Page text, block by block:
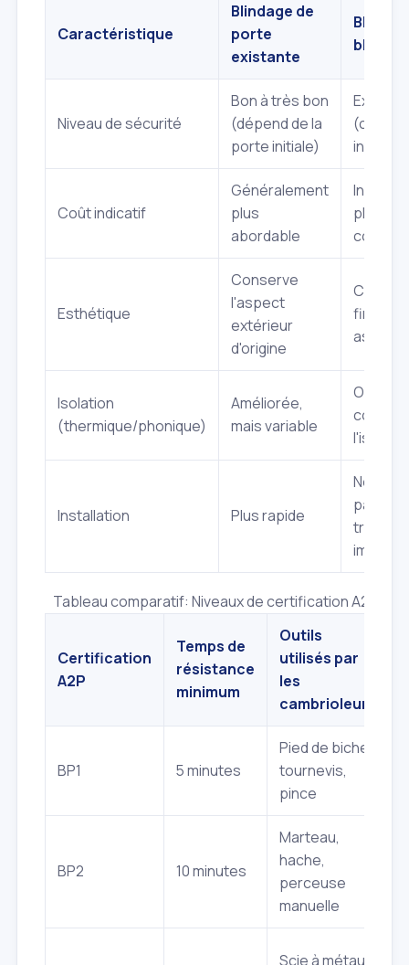
Caractéristique
Blindage de
porte
existante
blindé
Niveau de sécurité
Bon à très bon
(dépend de la
porte initiale)
Coût indicatif
Généralement
plus
abordable
plus
Esthétique
Conserve
l'aspect
extérieur
d'origine
Choix
aspect
Isolation
(thermique/phonique)
Améliorée,
mais variable
conçue
Installation Plus rapide
parfois
travaux
Tableau comparatif: Niveaux de certification A2P
Certification
A2P
Temps de
résistance
minimum
Outils
utilisés par
les
cambrioleurs
BP1 5 minutes
Pied de biche,
tournevis,
pince
BP2 10 minutes
Marteau,
hache,
perceuse
manuelle
Scie à métaux,